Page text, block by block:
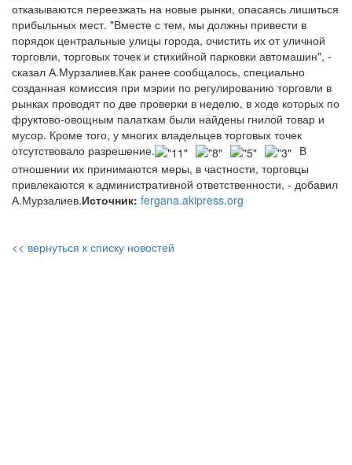
отказываются переезжать на новые рынки, опасаясь лишиться
прибыльных мест. "Вместе с тем, мы должны привести в
порядок центральные улицы города, очистить их от уличной
торговли, торговых точек и стихийной парковки автомашин", -
сказал А.Мурзалиев.Как ранее сообщалось, специально
созданная комиссия при мэрии по регулированию торговли в
рынках проводят по две проверки в неделю, в ходе которых по
фруктово-овощным палаткам были найдены гнилой товар и
мусор. Кроме того, у многих владельцев торговых точек
отсутствовало разрешение.
В
отношении их принимаются меры, в частности, торговцы
привлекаются к административной ответственности, - добавил
А.Мурзалиев.Источник: fergana.akipress.org
<< вернуться к списку новостей